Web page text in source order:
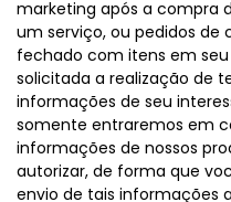
marketing após a compra
um serviço, ou pedidos de
fechado com itens em seu
solicitada a realização de
informações de seu
somente entraremos em
informações de nossos
autorizar, de forma que
envio de tais informações